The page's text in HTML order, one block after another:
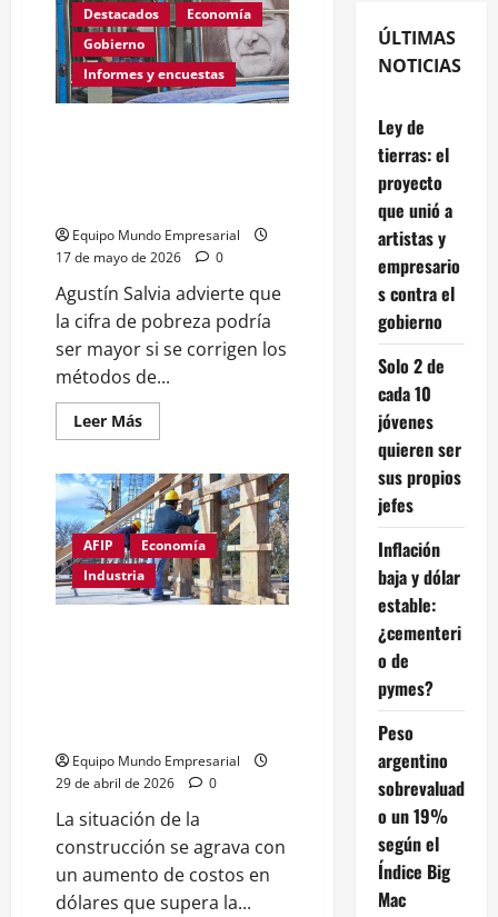
Destacados
Economía
Gobierno
Informes y encuestas
Equipo Mundo Empresarial
17 de mayo de 2026
0
Agustín Salvia advierte que
la cifra de pobreza podría
ser mayor si se corrigen los
métodos de...
Leer MásLeer
más
El
mayor
especialista
en
pobreza
dice
que
los
datos
AFIP
Economía
Industria
Equipo Mundo Empresarial
29 de abril de 2026
0
La situación de la
construcción se agrava con
un aumento de costos en
dólares que supera la...
ÚLTIMAS
NOTICIAS
Ley de
tierras: el
proyecto
que unió a
artistas y
empresario
s contra el
gobierno
Solo 2 de
cada 10
jóvenes
quieren ser
sus propios
jefes
Inflación
baja y dólar
estable:
¿cementeri
o de
pymes?
Peso
argentino
sobrevaluad
o un 19%
según el
Índice Big
Mac